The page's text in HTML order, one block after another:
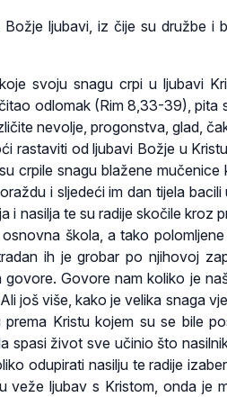
ljubavi, iz čije su družbe i
svoju snagu crpi u ljubavi
odlomak (Rim 8,33-39), pita
nevolje, progonstva, glad,
rastaviti od ljubavi Božje u
crpile snagu blažene mučenice
i sljedeći im dan tijela bacili
i nasilja te su radije skočile kroz
škola, a tako
ih je grobar po njihovoj
Govore nam koliko je
još više, kako je velika snaga
Kristu kojem su se bile
spasi život sve učinio što
odupirati nasilju te radije
veže ljubav s Kristom, onda je